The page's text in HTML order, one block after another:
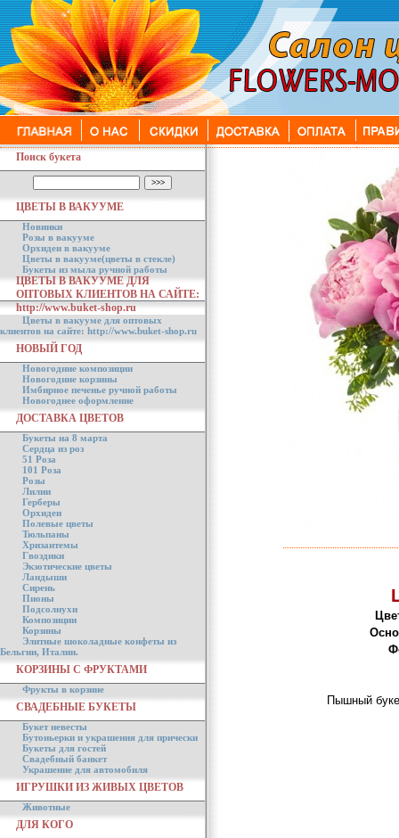
Поиск букета
ЦВЕТЫ В ВАКУУМЕ
Новинки
Розы в вакууме
Орхидеи в вакууме
Цветы в вакууме(цветы в стекле)
Букеты из мыла ручной работы
ЦВЕТЫ В ВАКУУМЕ ДЛЯ
ОПТОВЫХ КЛИЕНТОВ НА САЙТЕ:
http://www.buket-shop.ru
Цветы в вакууме для оптовых
клиентов на сайте: http://www.buket-shop.ru
НОВЫЙ ГОД
Новогодние композиции
Новогодние корзины
Имбирное печенье ручной работы
Новогоднее оформление
ДОСТАВКА ЦВЕТОВ
Букеты на 8 марта
Сердца из роз
51 Роза
101 Роза
Розы
Лилии
Герберы
Орхидеи
Полевые цветы
Тюльпаны
Хризантемы
Гвоздики
Экзотические цветы
Ландыши
Сирень
Пионы
Подсолнухи
Композиции
Корзины
Элитные шоколадные конфеты из
Бельгии, Италии.
КОРЗИНЫ С ФРУКТАМИ
Фрукты в корзине
СВАДЕБНЫЕ БУКЕТЫ
Букет невесты
Бутоньерки и украшения для прически
Букеты для гостей
Свадебный банкет
Украшение для автомобиля
ИГРУШКИ ИЗ ЖИВЫХ ЦВЕТОВ
Животные
ДЛЯ КОГО
Пышный